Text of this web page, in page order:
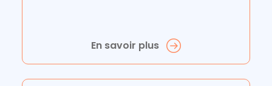
En savoir plus